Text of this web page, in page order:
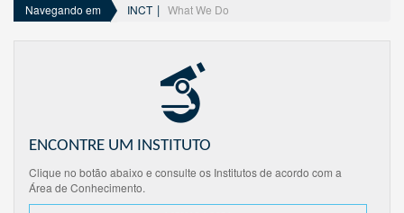
Navegando em INCT What We Do
ENCONTRE UM INSTITUTO
Clique no botão abaixo e consulte os Institutos de acordo com a
Área de Conhecimento.